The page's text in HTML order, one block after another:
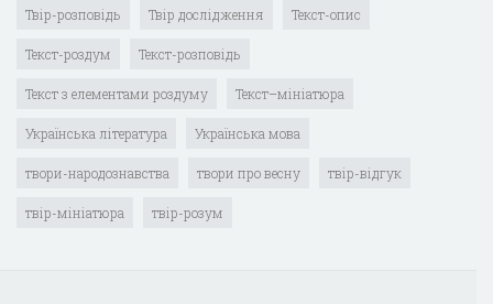
Твір-розповідь Твір дослідження Текст-опис
Текст-роздум Текст-розповідь
Текст з елементами роздуму Текст–мініатюра
Українська література Українська мова
твори-народознавства твори про весну твір-відгук
твір-мініатюра твір-розум